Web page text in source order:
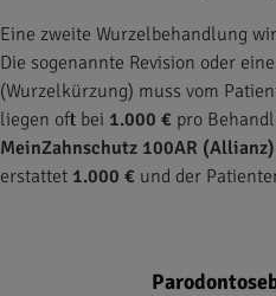
Eine zweite Wurzelbehandlung
Die sogenannte Revision oder
(Wurzelkürzung) muss vom
liegen oft bei 1.000 € pro
MeinZahnschutz 100AR (Allianz)
erstattet 1.000 € und der